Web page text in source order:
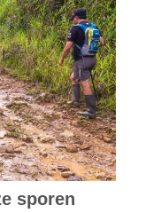
sporen